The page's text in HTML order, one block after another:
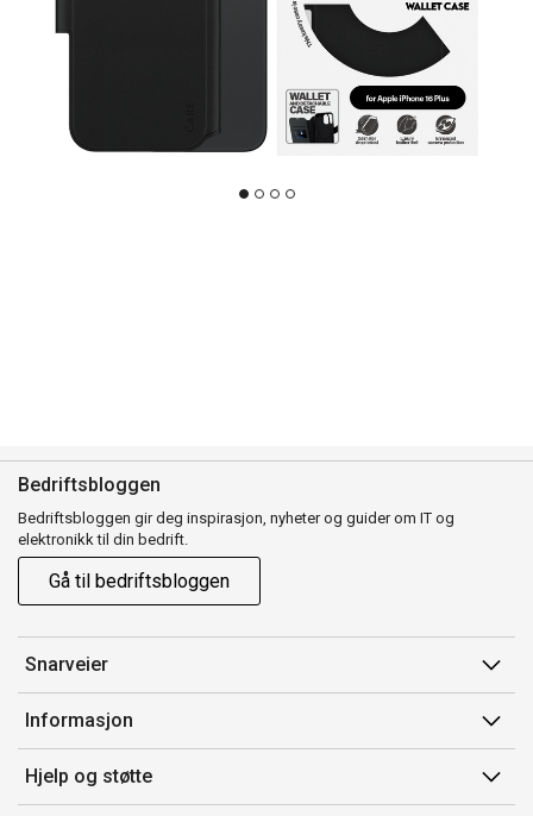
Bedriftsbloggen
Bedriftsbloggen gir deg inspirasjon, nyheter og guider om IT og
elektronikk til din bedrift.
Gå til bedriftsbloggen
Snarveier
Min side
Ordreoversikt
Mine produkter
Informasjon
Salgsbetingelser
Avtalevilkår for Komplett Bedrift Pluss
Hjelp og støtte